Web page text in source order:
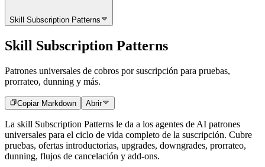
Skill Subscription Patterns
Skill Subscription Patterns
Patrones universales de cobros por suscripción para pruebas,
prorrateo, dunning y más.
Copiar Markdown Abrir
La skill Subscription Patterns le da a los agentes de AI patrones
universales para el ciclo de vida completo de la suscripción. Cubre
pruebas, ofertas introductorias, upgrades, downgrades, prorrateo,
dunning, flujos de cancelación y add-ons.